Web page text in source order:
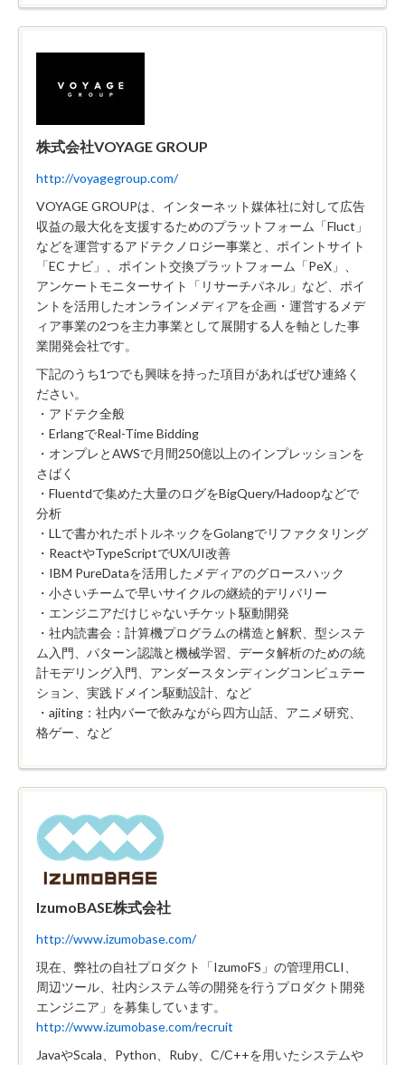
株式会社VOYAGE GROUP
http://voyagegroup.com/
VOYAGE GROUPは、インターネット媒体社に対して広告
収益の最大化を支援するためのプラットフォーム「Fluct」
などを運営するアドテクノロジー事業と、ポイントサイト
「EC ナビ」、ポイント交換プラットフォーム「PeX」、
アンケートモニターサイト「リサーチパネル」など、ポイ
ントを活用したオンラインメディアを企画・運営するメデ
ィア事業の2つを主力事業として展開する人を軸とした事
業開発会社です。
下記のうち1つでも興味を持った項目があればぜひ連絡く
ださい。
・アドテク全般
・ErlangでReal-Time Bidding
・オンプレとAWSで月間250億以上のインプレッションを
さばく
・Fluentdで集めた大量のログをBigQuery/Hadoopなどで
分析
・LLで書かれたボトルネックをGolangでリファクタリング
・ReactやTypeScriptでUX/UI改善
・IBM PureDataを活用したメディアのグロースハック
・小さいチームで早いサイクルの継続的デリバリー
・エンジニアだけじゃないチケット駆動開発
・社内読書会：計算機プログラムの構造と解釈、型システ
ム入門、パターン認識と機械学習、データ解析のための統
計モデリング入門、アンダースタンディングコンピュテー
ション、実践ドメイン駆動設計、など
・ajiting：社内バーで飲みながら四方山話、アニメ研究、
格ゲー、など
IzumoBASE株式会社
http://www.izumobase.com/
現在、弊社の自社プロダクト「IzumoFS」の管理用CLI、
周辺ツール、社内システム等の開発を行うプロダクト開発
エンジニア」を募集しています。
http://www.izumobase.com/recruit
JavaやScala、Python、Ruby、C/C++を用いたシステムや